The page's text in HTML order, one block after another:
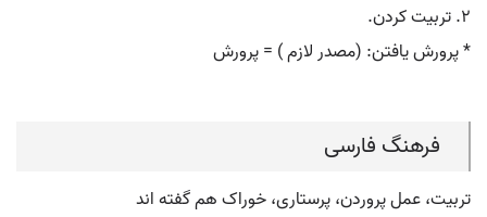
۲. تربیت کردن.
* پرورش یافتن: (مصدر لازم ) = پرورش
فرهنگ فارسی
تربیت، عمل پروردن، پرستاری، خوراک هم گفته اند